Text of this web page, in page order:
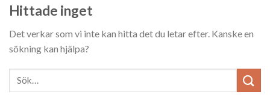
Hittade inget
Det verkar som vi inte kan hitta det du letar efter. Kanske en
sökning kan hjälpa?